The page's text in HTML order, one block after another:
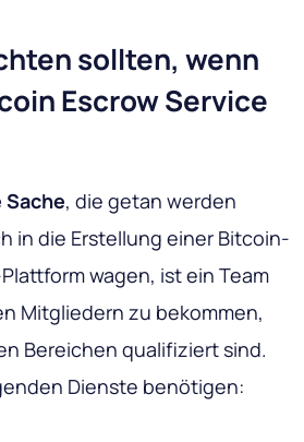
sollten, wenn
Escrow Service
, die getan werden
in die Erstellung einer Bitcoin-
wagen, ist ein Team
Mitgliedern zu bekommen,
Bereichen qualifiziert sind.
Dienste benötigen: